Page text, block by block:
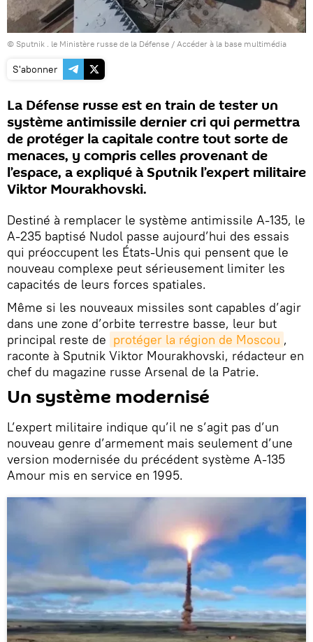
© Sputnik . le Ministère russe de la Défense / Accéder à la base multimédia
S'abonner
La Défense russe est en train de tester un
système antimissile dernier cri qui permettra
de protéger la capitale contre tout sorte de
menaces, y compris celles provenant de
l’espace, a expliqué à Sputnik l’expert militaire
Viktor Mourakhovski.
Destiné à remplacer le système antimissile A-135, le
A-235 baptisé Nudol passe aujourd’hui des essais
qui préoccupent les États-Unis qui pensent que le
nouveau complexe peut sérieusement limiter les
capacités de leurs forces spatiales.
Même si les nouveaux missiles sont capables d’agir
dans une zone d’orbite terrestre basse, leur but
principal reste de protéger la région de Moscou ,
raconte à Sputnik Viktor Mourakhovski, rédacteur en
chef du magazine russe Arsenal de la Patrie.
Un système modernisé
L’expert militaire indique qu’il ne s’agit pas d’un
nouveau genre d’armement mais seulement d’une
version modernisée du précédent système A-135
Amour mis en service en 1995.